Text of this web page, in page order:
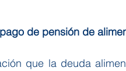
de pensión de
que la deuda